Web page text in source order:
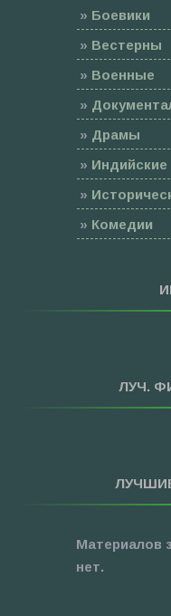
» Боевики
» Вестерны
» Военные
»
» Драмы
» Индийские
»
» Комедии
»
»
Про Новый
»Фильмы
ЛУЧ.
Материалов
нет.